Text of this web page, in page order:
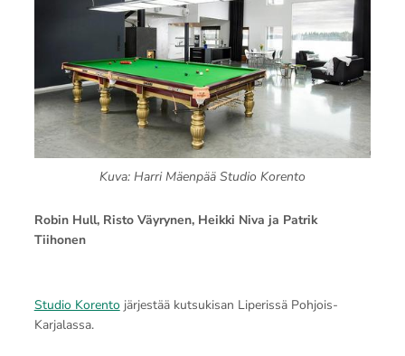
Kuva: Harri Mäenpää Studio Korento
Robin Hull, Risto Väyrynen, Heikki Niva ja Patrik
Tiihonen
Studio Korento järjestää kutsukisan Liperissä Pohjois-
Karjalassa.